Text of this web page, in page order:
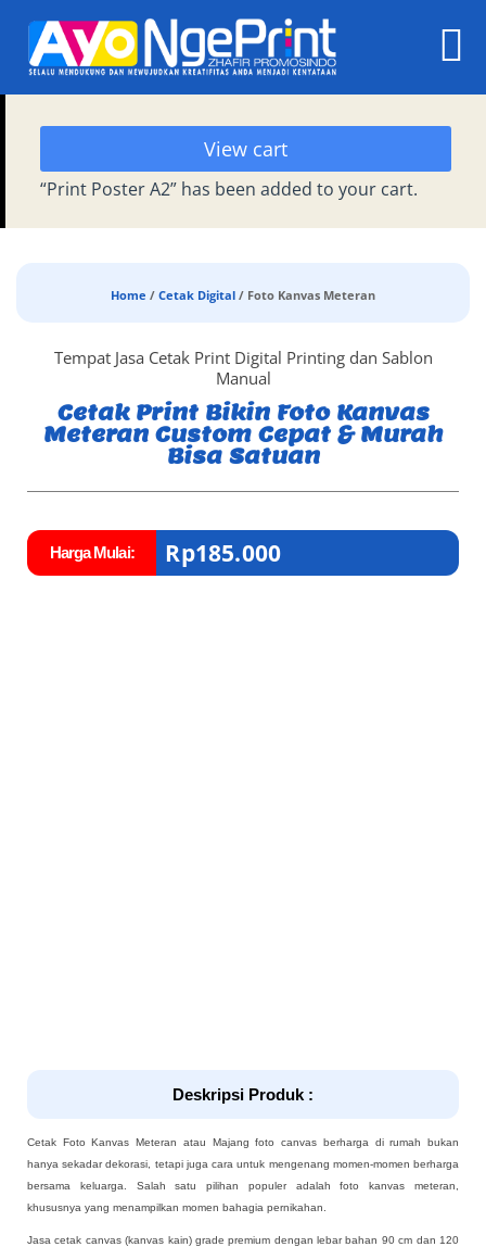
“Print Poster A2” has been added to your cart.
View cart
Home / Cetak Digital / Foto Kanvas Meteran
Tempat Jasa Cetak Print Digital Printing dan Sablon
Manual
Cetak Print Bikin Foto Kanvas
Meteran Custom Cepat & Murah
Bisa Satuan
Harga Mulai: Rp185.000
Deskripsi Produk :
Cetak Foto Kanvas Meteran atau Majang foto canvas berharga di rumah bukan
hanya sekadar dekorasi, tetapi juga cara untuk mengenang momen-momen berharga
bersama keluarga. Salah satu pilihan populer adalah foto kanvas meteran,
khususnya yang menampilkan momen bahagia pernikahan.
Jasa cetak canvas (kanvas kain) grade premium dengan lebar bahan 90 cm dan 120